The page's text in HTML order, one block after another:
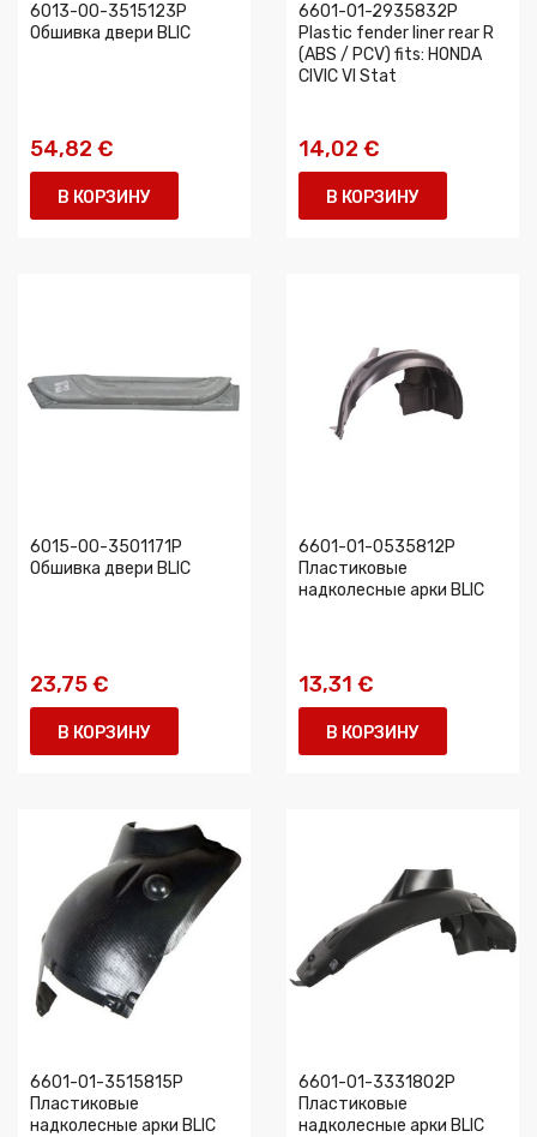
6013-00-3515123P
Обшивка двери BLIC
54,82 €
В КОРЗИНУ
6601-01-2935832P
Plastic fender liner rear R
(ABS / PCV) fits: HONDA
CIVIC VI Stat
14,02 €
В КОРЗИНУ
6015-00-3501171P
Обшивка двери BLIC
23,75 €
В КОРЗИНУ
6601-01-0535812P
Пластиковые
надколесные арки BLIC
13,31 €
В КОРЗИНУ
6601-01-3515815P
Пластиковые
надколесные арки BLIC
6601-01-3331802P
Пластиковые
надколесные арки BLIC